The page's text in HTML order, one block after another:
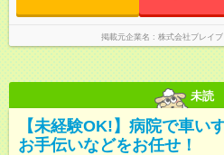
掲載元企業名 株式会社ブレイブ
未読
【未経験OK!】病院で車い
お手伝いなどをお任せ！